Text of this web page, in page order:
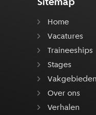
Home
Vacatures
Traineeships
Stages
Vakgebieden
Over ons
Verhalen